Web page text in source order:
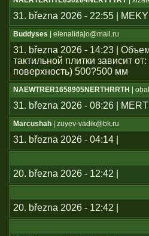
31. března 2026 - 22:55 |
Buddyses | elenalidajo@mail.ru
31. března 2026 - 14:23 |
тактильной плитки зависит
поверхность) 500?500 мм
NAEWTRER1658905NERTHRRTH |
31. března 2026 - 08:26 |
Marcushah | zuyev-vadik@bk.ru
31. března 2026 - 04:14 |
20. března 2026 - 12:42 |
20. března 2026 - 12:42 |